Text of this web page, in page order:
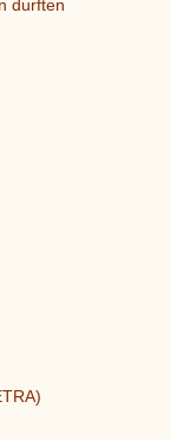
durften